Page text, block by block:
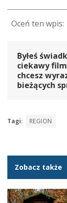
Byłeś
ciekawy
chcesz
bieżących
Tagi: REGION
Zobacz także